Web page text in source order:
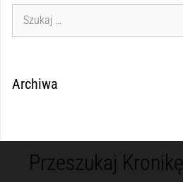
Archiwa
Przeszukaj Kronikę